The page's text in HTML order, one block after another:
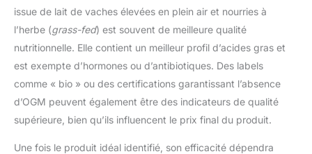
issue de lait de vaches élevées en plein air et nourries à
l’herbe (grass-fed) est souvent de meilleure qualité
nutritionnelle. Elle contient un meilleur profil d’acides gras et
est exempte d’hormones ou d’antibiotiques. Des labels
comme « bio » ou des certifications garantissant l’absence
d’OGM peuvent également être des indicateurs de qualité
supérieure, bien qu’ils influencent le prix final du produit.
Une fois le produit idéal identifié, son efficacité dépendra